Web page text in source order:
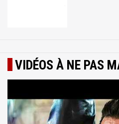
VIDÉOS À NE PAS